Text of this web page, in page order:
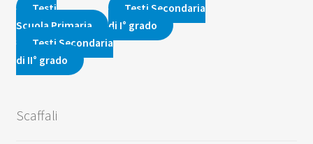
16,00€.15,20€.
Testi
Scuola Primaria
Testi Secondaria
di I° grado
Testi Secondaria
di II° grado
Scaffali